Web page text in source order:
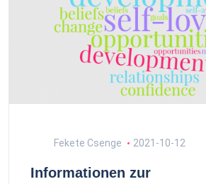
Fekete Csenge 2021-10-12
Informationen zur